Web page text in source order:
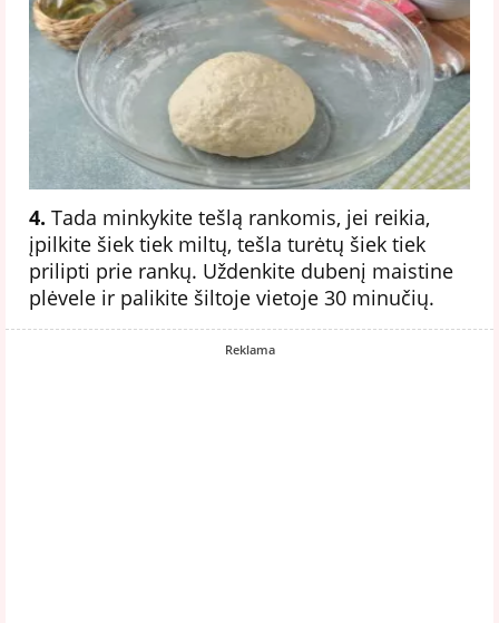
4. Tada minkykite tešlą rankomis, jei reikia,
įpilkite šiek tiek miltų, tešla turėtų šiek tiek
prilipti prie rankų. Uždenkite dubenį maistine
plėvele ir palikite šiltoje vietoje 30 minučių.
Reklama